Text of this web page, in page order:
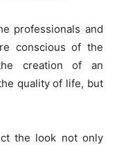
professionals and
conscious of the
creation of an
quality of life, but
the look not only